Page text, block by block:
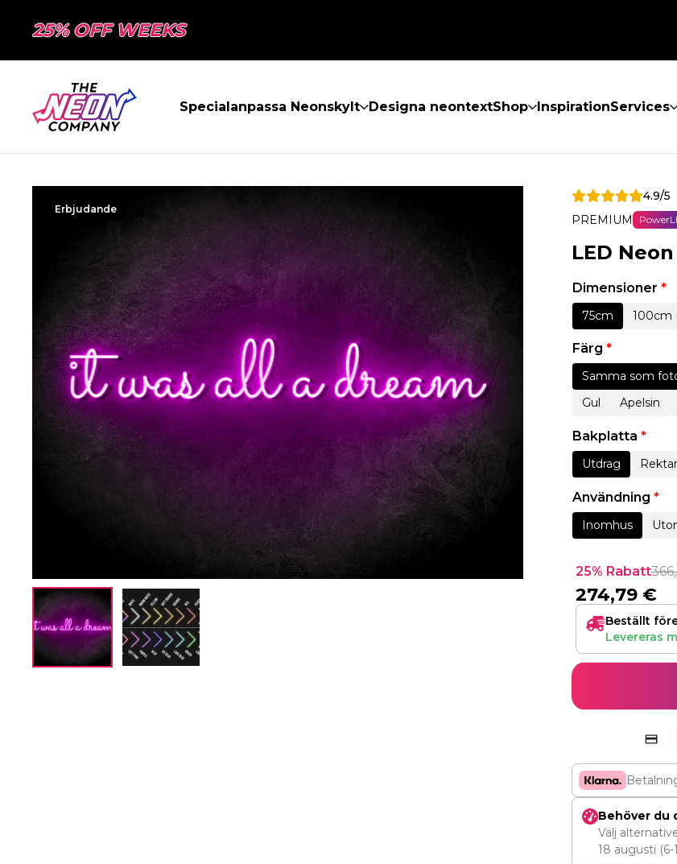
25% OFF WEEKS
Specialanpassa Neonskylt Designa neontextShop InspirationServices
Erbjudande
4.9/5
PREMIUM
LED
Dimensioner *
75cm 100cm
Färg *
Samma som
Gul
Apelsin
Bakplatta *
Utdrag
Användning *
Inomhus
25% Rabatt
274,79 €
Beställt
Levereras
Behöver du
Välj
18 augusti